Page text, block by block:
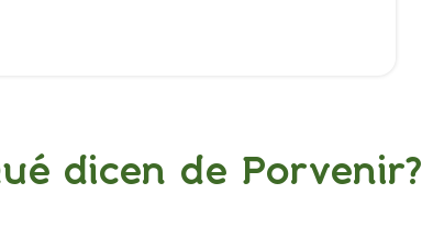
dicen de Porvenir?